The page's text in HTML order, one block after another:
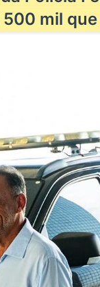
mil
retoma
feira